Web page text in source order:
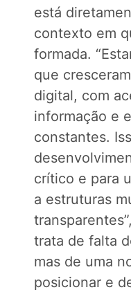
está
contexto em
formada.
que
digital, com
informação e
constantes.
crítico e para
a estruturas
trata de falta
mas de uma
posicionar e